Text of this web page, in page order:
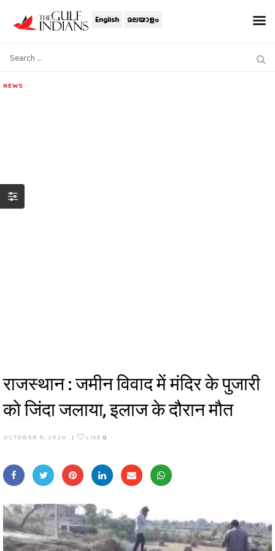
English മലയാളം
NEWS
राजस्थान : जमीन विवाद में मंदिर के पुजारी
को जिंदा जलाया, इलाज के दौरान मौत
OCTOBER 9, 2020 | LIKE 0